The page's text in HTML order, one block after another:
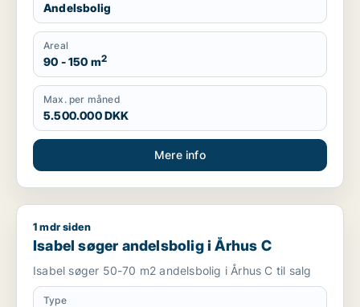
Andelsbolig
Areal
90 - 150 m2
Max. per måned
5.500.000 DKK
Mere info
Isabel søger andelsbolig i Århus C
1 mdr siden
Isabel søger andelsbolig i Århus C
Isabel søger 50-70 m2 andelsbolig i Århus C til salg
Type